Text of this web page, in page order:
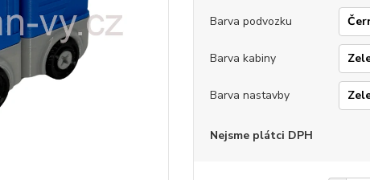
Barva podvozku
Barva kabiny
Barva nastavby
Nejsme plátci DPH